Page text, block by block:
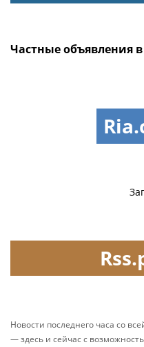
Частные объявления
Новости последнего часа со
— здесь и сейчас с